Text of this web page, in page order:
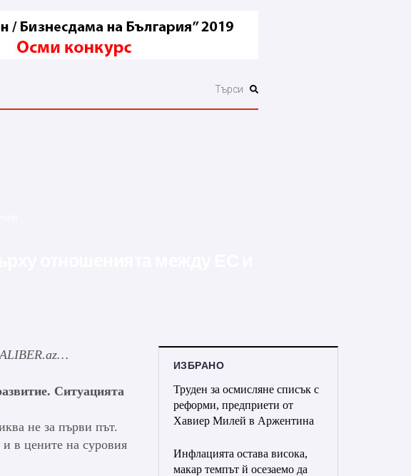
…
Ситуацията
не за първи път.
в цените на суровия
ИЗБРАНО
Труден за осмисляне списък с
реформи, предприети от
Хавиер Милей в Аржентина
Инфлацията остава висока,
макар темпът й осезаемо да